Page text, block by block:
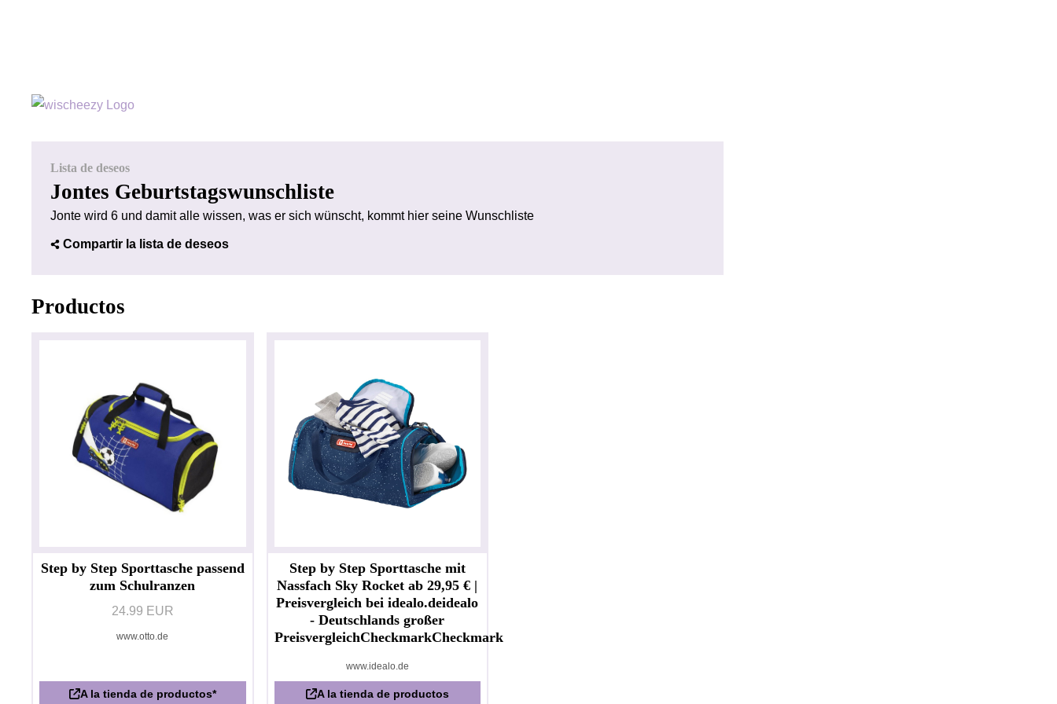
Lista de deseos
Jontes Geburtstagswunschliste
Jonte wird 6 und damit alle wissen, was er sich wünscht, kommt hier seine Wunschliste
Compartir la lista de deseos
Productos
Step by Step Sporttasche passend
zum Schulranzen
24.99 EUR
www.otto.de
A la tienda de productos*
Step by Step Sporttasche mit
Nassfach Sky Rocket ab 29,95 € |
Preisvergleich bei idealo.deidealo
- Deutschlands großer
PreisvergleichCheckmarkCheckmark
www.idealo.de
A la tienda de productos